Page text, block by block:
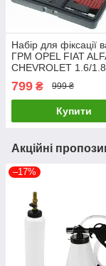
Набір для фіксації
ГРМ OPEL FIAT
CHEVROLET 1.6/1.8
GEKO G02859
ГРМ LuxPrice
799 ₴ 999 ₴
Купити
Акційні
–17%